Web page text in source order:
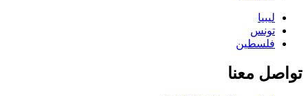
ليبيا
تونس
فلسطين
تواصل معنا